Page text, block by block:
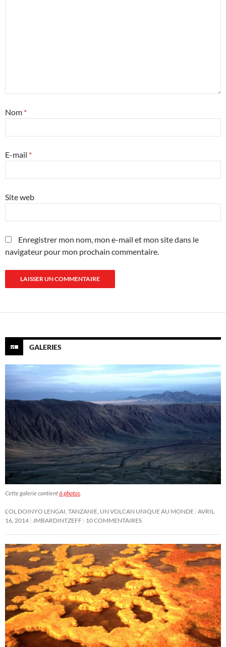
Nom *
E-mail *
Site web
Enregistrer mon nom, mon e-mail et mon site dans le
navigateur pour mon prochain commentaire.
GALERIES
Cette galerie contient6 photos.
L’OL DOINYO LENGAI, TANZANIE, UN VOLCAN UNIQUE AU MONDE AVRIL
16, 2014 JMBARDINTZEFF 10 COMMENTAIRES